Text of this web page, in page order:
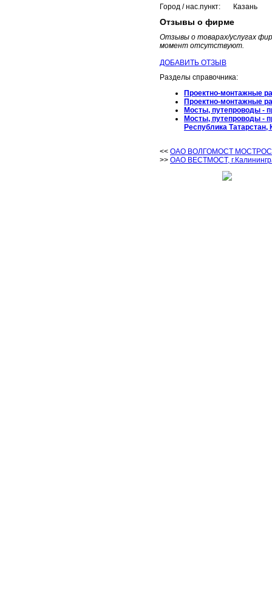
Город / нас.пункт:
Казань
Отзывы о фирме
Отзывы о товарах/услугах
момент отсутствуют.
ДОБАВИТЬ ОТЗЫВ
Разделы справочника:
Проектно-монтажные
Проектно-монтажные
Мосты, путепроводы -
Мосты, путепроводы -
Республика Татарстан,
<< ОАО ВОЛГОМОСТ
>> ОАО ВЕСТМОСТ,